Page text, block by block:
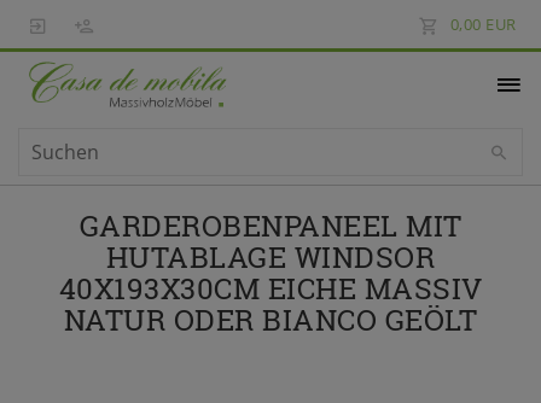
0,00 EUR
GARDEROBENPANEEL MIT
HUTABLAGE WINDSOR
40X193X30CM EICHE MASSIV
NATUR ODER BIANCO GEÖLT